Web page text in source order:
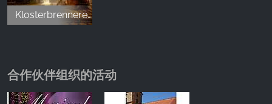
zu Unternehmen. Das Hotel mit seinen durchweg
freundlichen Mitarbeitern war der Ideale
Klosterbrennerei Wöltingerode
合作伙伴组织的活动